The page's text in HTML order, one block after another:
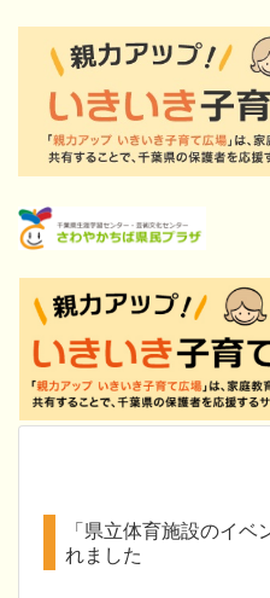
「県立体育施設のイ
れました